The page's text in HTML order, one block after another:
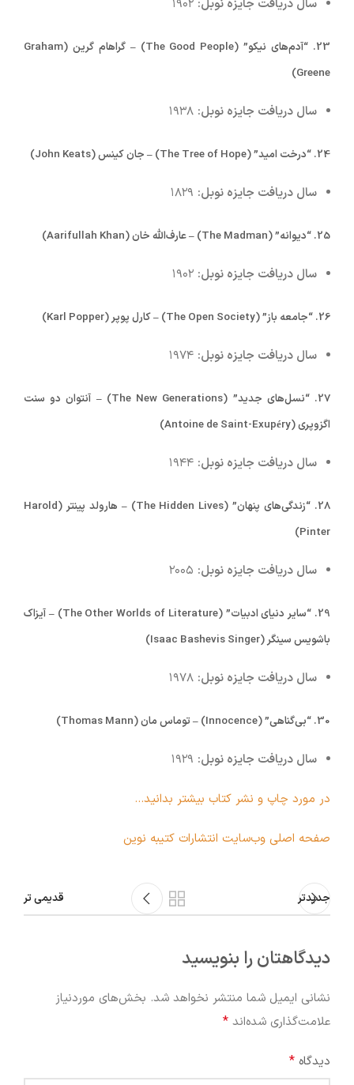
سال دریافت جایزه نوبل:
23.
“آدم‌های نیکو” (The Good People) – گراهام گرین (Graham
Greene)
سال دریافت جایزه نوبل:
24. “درخت امید” (The Tree of Hope) – جان کینس (John Keats)
سال دریافت جایزه نوبل:
25. “دیوانه” (The Madman) – عارف‌الله خان (Aarifullah Khan)
سال دریافت جایزه نوبل:
26. “جامعه باز” (The Open Society) – کارل پوپر (Karl Popper)
سال دریافت جایزه نوبل:
27.
“نسل‌های جدید” (The New Generations) – آنتوان دو سنت
اگزوپری (Antoine de Saint-Exupéry)
سال دریافت جایزه نوبل:
28.
“زندگی‌های پنهان” (The Hidden Lives) – هارولد پینتر (Harold
Pinter)
سال دریافت جایزه نوبل:
29.
“سایر دنیای ادبیات” (The Other Worlds of Literature) – آیزاک
باشویس سینگر (Isaac Bashevis Singer)
سال دریافت جایزه نوبل:
30. “بی‌گناهی” (Innocence) – توماس مان (Thomas Mann)
سال دریافت جایزه نوبل:
در مورد چاپ و نشر کتاب بیشتر بدانید…
صفحه اصلی وب‌سایت انتشارات کتیبه نوین
جدیدتر قدیمی تر
دیدگاهتان را بنویسید
نشانی ایمیل شما منتشر نخواهد شد. بخش‌های موردنیاز
علامت‌گذاری شده‌اند *
دیدگاه *